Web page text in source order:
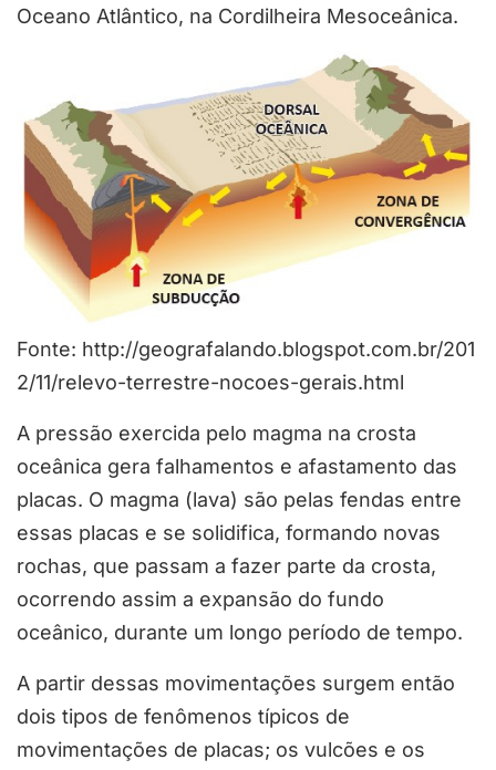
Oceano Atlântico, na Cordilheira Mesoceânica.
Fonte: http://geografalando.blogspot.com.br/201
2/11/relevo-terrestre-nocoes-gerais.html
A pressão exercida pelo magma na crosta
oceânica gera falhamentos e afastamento das
placas. O magma (lava) são pelas fendas entre
essas placas e se solidifica, formando novas
rochas, que passam a fazer parte da crosta,
ocorrendo assim a expansão do fundo
oceânico, durante um longo período de tempo.
A partir dessas movimentações surgem então
dois tipos de fenômenos típicos de
movimentações de placas; os vulcões e os